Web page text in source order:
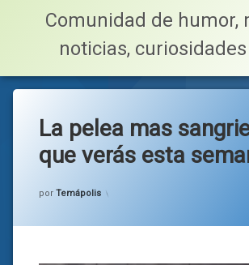
Tabla de puntos
Comunidad de humor,
noticias,
La pelea mas
que verás esta
por Temápolis